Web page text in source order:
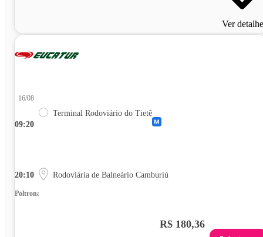
Ver
09:20
16/08
Terminal Rodoviário do Tietê
20:10 Rodoviária de Balneário Camburiú
Poltrona
R$ 180,36